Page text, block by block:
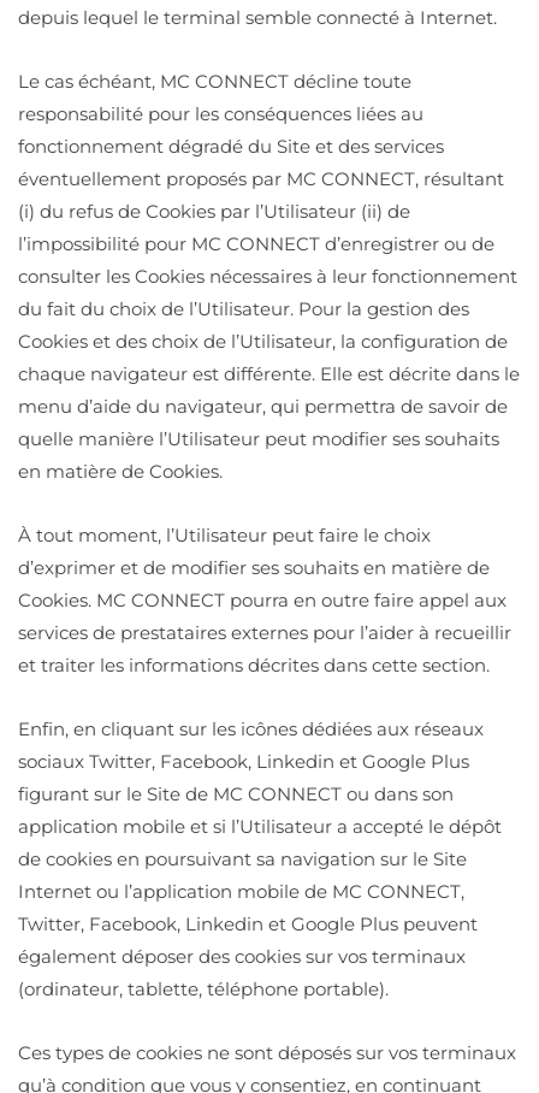
depuis lequel le terminal semble connecté à Internet.
Le cas échéant, MC CONNECT décline toute
responsabilité pour les conséquences liées au
fonctionnement dégradé du Site et des services
éventuellement proposés par MC CONNECT, résultant
(i) du refus de Cookies par l’Utilisateur (ii) de
l’impossibilité pour MC CONNECT d’enregistrer ou de
consulter les Cookies nécessaires à leur fonctionnement
du fait du choix de l’Utilisateur. Pour la gestion des
Cookies et des choix de l’Utilisateur, la configuration de
chaque navigateur est différente. Elle est décrite dans le
menu d’aide du navigateur, qui permettra de savoir de
quelle manière l’Utilisateur peut modifier ses souhaits
en matière de Cookies.
À tout moment, l’Utilisateur peut faire le choix
d’exprimer et de modifier ses souhaits en matière de
Cookies. MC CONNECT pourra en outre faire appel aux
services de prestataires externes pour l’aider à recueillir
et traiter les informations décrites dans cette section.
Enfin, en cliquant sur les icônes dédiées aux réseaux
sociaux Twitter, Facebook, Linkedin et Google Plus
figurant sur le Site de MC CONNECT ou dans son
application mobile et si l’Utilisateur a accepté le dépôt
de cookies en poursuivant sa navigation sur le Site
Internet ou l’application mobile de MC CONNECT,
Twitter, Facebook, Linkedin et Google Plus peuvent
également déposer des cookies sur vos terminaux
(ordinateur, tablette, téléphone portable).
Ces types de cookies ne sont déposés sur vos terminaux
qu’à condition que vous y consentiez, en continuant